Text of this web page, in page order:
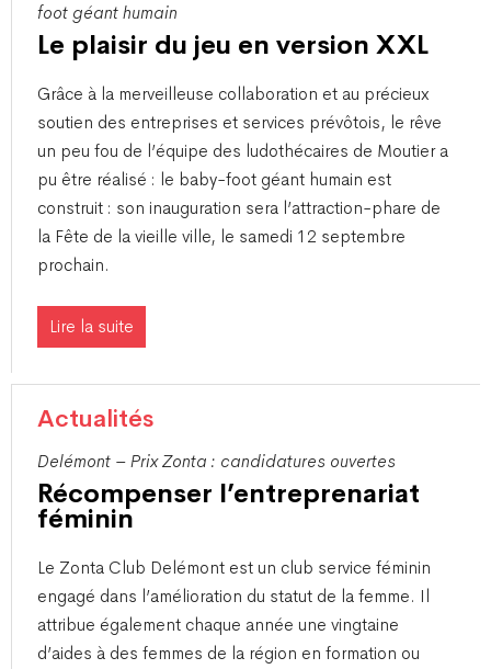
foot géant humain
Le plaisir du jeu en version XXL
Grâce à la merveilleuse collaboration et au précieux
soutien des entreprises et services prévôtois, le rêve
un peu fou de l’équipe des ludothécaires de Moutier a
pu être réalisé : le baby-foot géant humain est
construit : son inauguration sera l’attraction-phare de
la Fête de la vieille ville, le samedi 12 septembre
prochain.
Lire la suite
Actualités
Delémont – Prix Zonta : candidatures ouvertes
Récompenser l’entreprenariat
féminin
​Le Zonta Club Delémont est un club service féminin
engagé dans l’amélioration du statut de la femme. Il
attribue également chaque année une vingtaine
d’aides à des femmes de la région en formation ou